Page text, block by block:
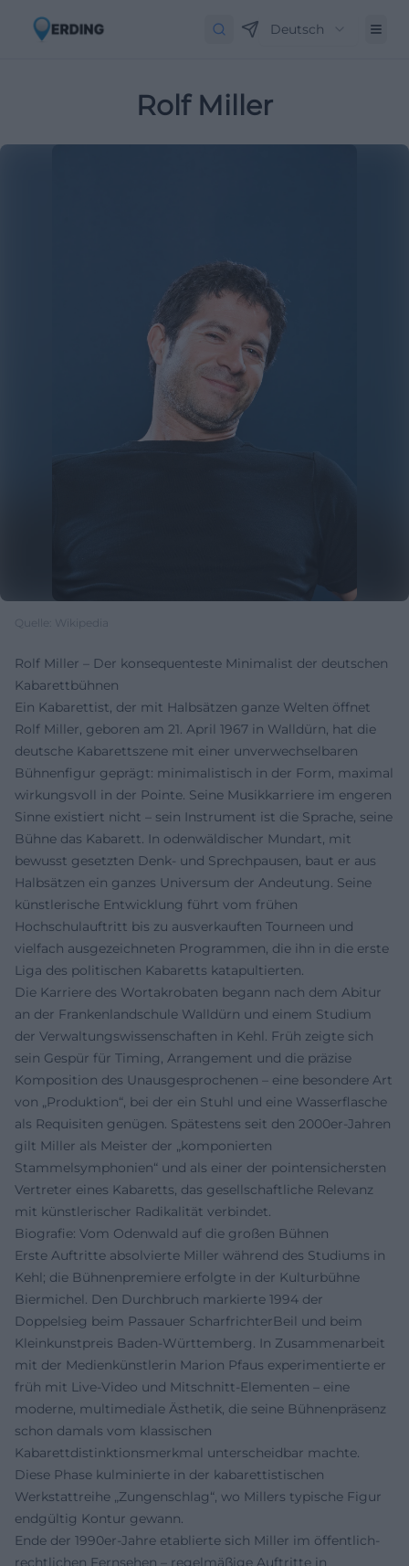
Deutsch
Rolf Miller
Quelle: Wikipedia
Rolf Miller – Der konsequenteste Minimalist der deutschen
Kabarettbühnen
Ein Kabarettist, der mit Halbsätzen ganze Welten öffnet
Rolf Miller, geboren am 21. April 1967 in Walldürn, hat die
deutsche Kabarettszene mit einer unverwechselbaren
Bühnenfigur geprägt: minimalistisch in der Form, maximal
wirkungsvoll in der Pointe. Seine Musikkarriere im engeren
Sinne existiert nicht – sein Instrument ist die Sprache, seine
Bühne das Kabarett. In odenwäldischer Mundart, mit
bewusst gesetzten Denk- und Sprechpausen, baut er aus
Halbsätzen ein ganzes Universum der Andeutung. Seine
künstlerische Entwicklung führt vom frühen
Hochschulauftritt bis zu ausverkauften Tourneen und
vielfach ausgezeichneten Programmen, die ihn in die erste
Liga des politischen Kabaretts katapultierten.
Die Karriere des Wortakrobaten begann nach dem Abitur
an der Frankenlandschule Walldürn und einem Studium
der Verwaltungswissenschaften in Kehl. Früh zeigte sich
sein Gespür für Timing, Arrangement und die präzise
Komposition des Unausgesprochenen – eine besondere Art
von „Produktion“, bei der ein Stuhl und eine Wasserflasche
als Requisiten genügen. Spätestens seit den 2000er-Jahren
gilt Miller als Meister der „komponierten
Stammelsymphonien“ und als einer der pointensichersten
Vertreter eines Kabaretts, das gesellschaftliche Relevanz
mit künstlerischer Radikalität verbindet.
Biografie: Vom Odenwald auf die großen Bühnen
Erste Auftritte absolvierte Miller während des Studiums in
Kehl; die Bühnenpremiere erfolgte in der Kulturbühne
Biermichel. Den Durchbruch markierte 1994 der
Doppelsieg beim Passauer ScharfrichterBeil und beim
Kleinkunstpreis Baden-Württemberg. In Zusammenarbeit
mit der Medienkünstlerin Marion Pfaus experimentierte er
früh mit Live-Video und Mitschnitt-Elementen – eine
moderne, multimediale Ästhetik, die seine Bühnenpräsenz
schon damals vom klassischen
Kabarettdistinktionsmerkmal unterscheidbar machte.
Diese Phase kulminierte in der kabarettistischen
Werkstattreihe „Zungenschlag“, wo Millers typische Figur
endgültig Kontur gewann.
Ende der 1990er-Jahre etablierte sich Miller im öffentlich-
rechtlichen Fernsehen – regelmäßige Auftritte in